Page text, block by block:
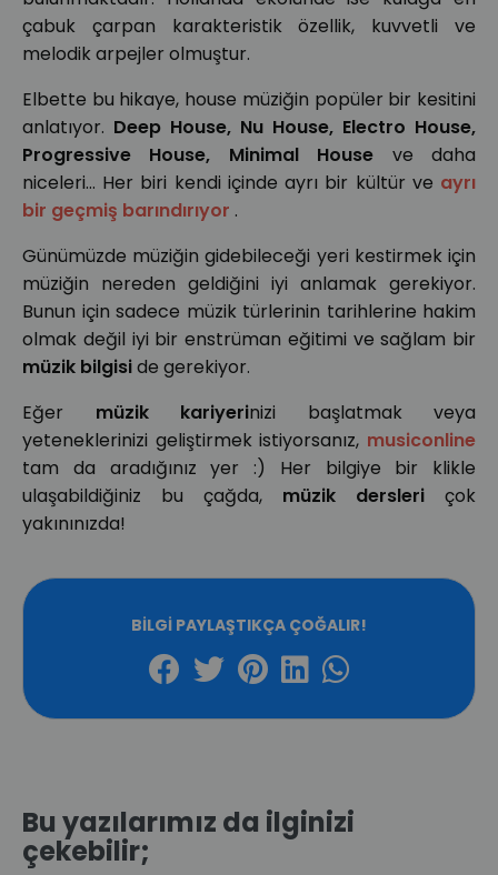
çabuk çarpan karakteristik özellik, kuvvetli ve
melodik arpejler olmuştur.
Elbette bu hikaye, house müziğin popüler bir kesitini
anlatıyor. Deep House, Nu House, Electro House,
Progressive House, Minimal House ve daha
niceleri… Her biri kendi içinde ayrı bir kültür ve ayrı
bir geçmiş barındırıyor .
Günümüzde müziğin gidebileceği yeri kestirmek için
müziğin nereden geldiğini iyi anlamak gerekiyor.
Bunun için sadece müzik türlerinin tarihlerine hakim
olmak değil iyi bir enstrüman eğitimi ve sağlam bir
müzik bilgiside gerekiyor.
Eğer müzik kariyerinizi başlatmak veya
yeteneklerinizi geliştirmek istiyorsanız, musiconline
tam da aradığınız yer :) Her bilgiye bir klikle
ulaşabildiğiniz bu çağda, müzik dersleri çok
yakınınızda!
BILGI PAYLAŞTIKÇA ÇOĞALIR!
Bu yazılarımız da ilginizi
çekebilir;